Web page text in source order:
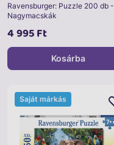
Ravensburger: Puzzle 200 db -
Nagymacskák
4 995 Ft
Kosárba
Saját márkás